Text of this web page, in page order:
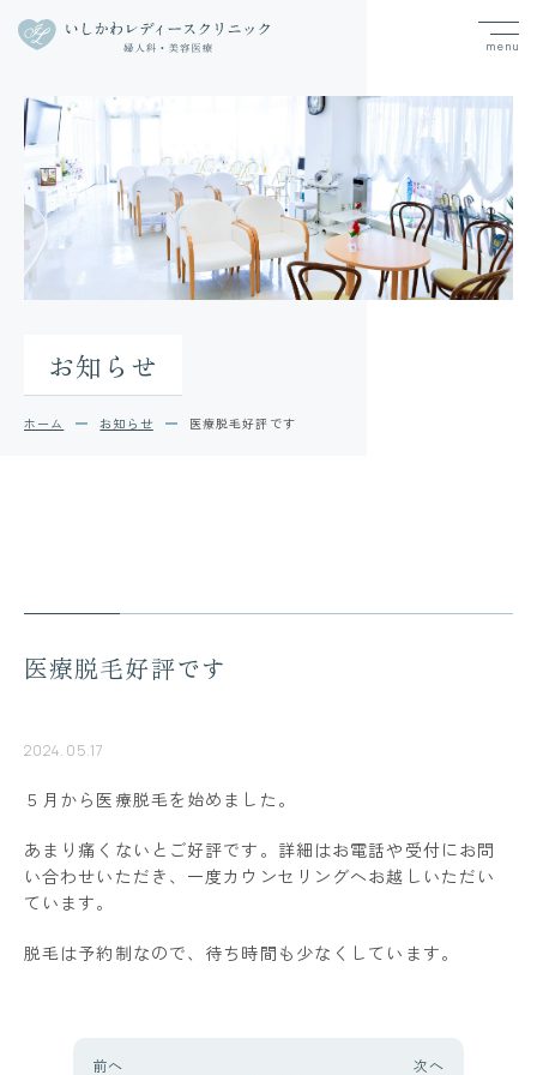
お知らせ
ホーム お知らせ 医療脱毛好評です
医療脱毛好評です
2024.05.17
５月から医療脱毛を始めました。
あまり痛くないとご好評です。詳細はお電話や受付にお問
い合わせいただき、一度カウンセリングへお越しいただい
ています。
脱毛は予約制なので、待ち時間も少なくしています。
前へ 次へ